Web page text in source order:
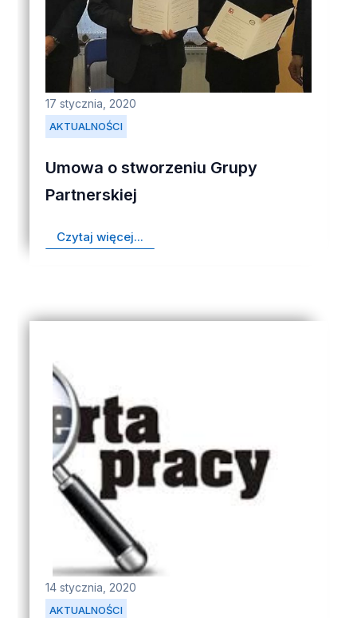
AKTUALNOŚCI
17 stycznia, 2020
Umowa o stworzeniu Grupy
Partnerskiej
Czytaj więcej...
AKTUALNOŚCI
14 stycznia, 2020